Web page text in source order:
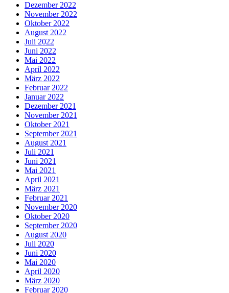
Dezember 2022
November 2022
Oktober 2022
August 2022
Juli 2022
Juni 2022
Mai 2022
April 2022
März 2022
Februar 2022
Januar 2022
Dezember 2021
November 2021
Oktober 2021
September 2021
August 2021
Juli 2021
Juni 2021
Mai 2021
April 2021
März 2021
Februar 2021
November 2020
Oktober 2020
September 2020
August 2020
Juli 2020
Juni 2020
Mai 2020
April 2020
März 2020
Februar 2020